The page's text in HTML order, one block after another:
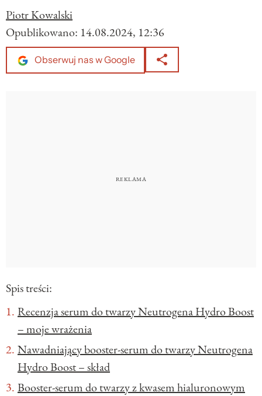
Piotr Kowalski
Opublikowano: 14.08.2024, 12:36
Obserwuj nas w Google
Spis treści:
Recenzja serum do twarzy Neutrogena Hydro Boost
– moje wrażenia
Nawadniający booster-serum do twarzy Neutrogena
Hydro Boost – skład
Booster-serum do twarzy z kwasem hialuronowym